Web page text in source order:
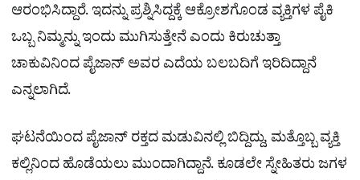
ಆರಂಭಿಸಿದ್ದಾರೆ. ಇದನ್ನು ಪ್ರಶ್ನಿಸಿದ್ದಕ್ಕೆ ಆಕ್ರೋಶಗೊಂಡ ವ್ಯಕ್ತಿಗಳ ಪೈಕಿ
ಒಬ್ಬ ನಿಮ್ಮನ್ನು ಇಂದು ಮುಗಿಸುತ್ತೇನೆ ಎಂದು ಕಿರುಚುತ್ತಾ
ಚಾಕುವಿನಿಂದ ಪೈಜಾನ್ ಅವರ ಎದೆಯ ಬಲಬದಿಗೆ ಇರಿದಿದ್ದಾನೆ
ಎನ್ನಲಾಗಿದೆ.
ಘಟನೆಯಿಂದ ಪೈಜಾನ್ ರಕ್ತದ ಮಡುವಿನಲ್ಲಿ ಬಿದ್ದಿದ್ದು, ಮತ್ತೊಬ್ಬ ವ್ಯಕ್ತಿ
ಕಲ್ಲಿನಿಂದ ಹೊಡೆಯಲು ಮುಂದಾಗಿದ್ದಾನೆ. ಕೂಡಲೇ ಸ್ನೇಹಿತರು ಜಗಳ